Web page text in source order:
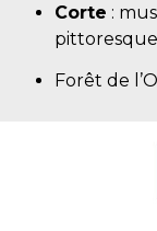
Corte :
pittoresque
Forêt de